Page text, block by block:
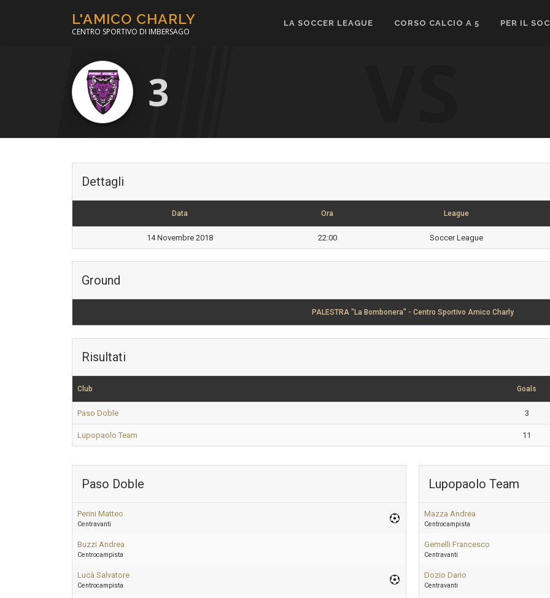
L'AMICO CHARLY
CENTRO SPORTIVO DI IMBERSAGO
LA SOCCER LEAGUE CORSO CALCIO A 5 PER IL
3
Dettagli
Data Ora League
14 Novembre 2018 22:00 Soccer League
Ground
PALESTRA "La Bombonera" - Centro Sportivo Amico Charly
Risultati
Club Goals
Paso Doble 3
Lupopaolo Team 11
Paso Doble
Perini Matteo
Centravanti
Buzzi Andrea
Centrocampista
Lucà Salvatore
Centrocampista
Lupopaolo Team
Mazza Andrea
Centrocampista
Gemelli Francesco
Centravanti
Dozio Dario
Centravanti